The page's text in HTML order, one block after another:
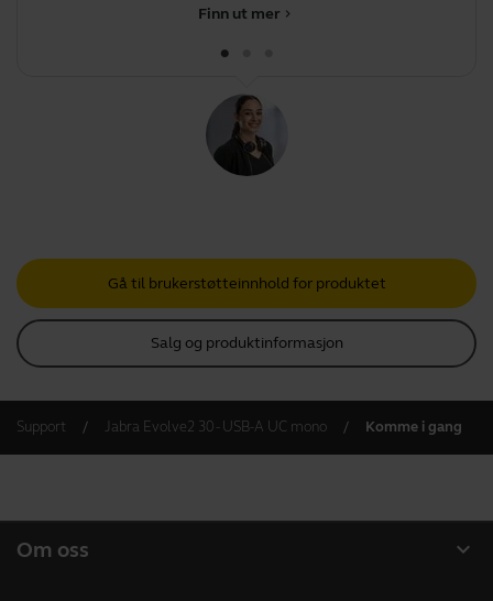
chevron_right
Finn ut mer
Gå til brukerstøtteinnhold for produktet
Salg og produktinformasjon
Support Jabra Evolve2 30 - USB-A UC mono Komme i gang
expand_more
Om oss